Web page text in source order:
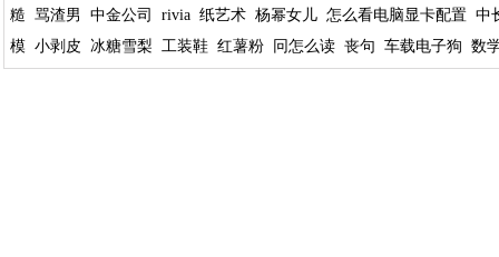
糙 骂渣男 中金公司 rivia 纸艺术 杨幂女儿 怎么看电脑显卡配置 中
模 小剥皮 冰糖雪梨 工装鞋 红薯粉 冋怎么读 丧句 车载电子狗 数